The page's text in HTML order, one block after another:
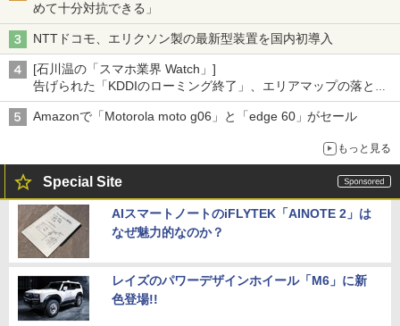
めて十分対抗できる」
NTTドコモ、エリクソン製の最新型装置を国内初導入
[石川温の「スマホ業界 Watch」]
告げられた「KDDIのローミング終了」、エリアマップの落とし
穴と楽天モバイルの課題
Amazonで「Motorola moto g06」と「edge 60」がセール
もっと見る
Special Site
AIスマートノートのiFLYTEK「AINOTE 2」は
なぜ魅力的なのか？
レイズのパワーデザインホイール「M6」に新
色登場!!